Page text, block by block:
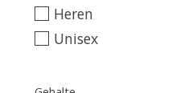
Heren
Unisex